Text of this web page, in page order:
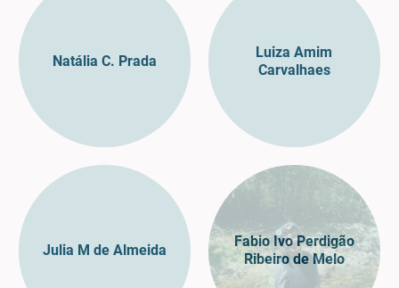
Natália C. Prada
Luiza Amim
Carvalhaes
Julia M de Almeida
Fabio Ivo Perdigão
Ribeiro de Melo